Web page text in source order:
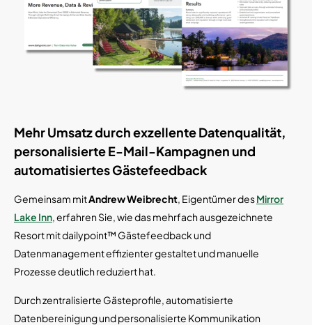
Mehr Umsatz durch exzellente Datenqualität,
personalisierte E-Mail-Kampagnen und
automatisiertes Gästefeedback
Gemeinsam mitAndrew Weibrecht, Eigentümer desMirror
Lake Inn, erfahren Sie, wie das mehrfach ausgezeichnete
Resort mit dailypoint™ Gästefeedback und
Datenmanagement effizienter gestaltet und manuelle
Prozesse deutlich reduziert hat.
Durch zentralisierte Gästeprofile, automatisierte
Datenbereinigung und personalisierte Kommunikation